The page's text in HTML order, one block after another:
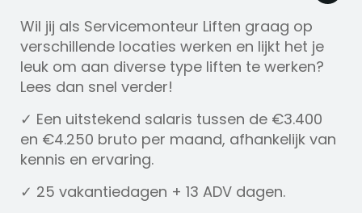
Wil jij als Servicemonteur Liften graag op
verschillende locaties werken en lijkt het je
leuk om aan diverse type liften te werken?
Lees dan snel verder!
✓ Een uitstekend salaris tussen de €3.400
en €4.250 bruto per maand, afhankelijk van
kennis en ervaring.
✓ 25 vakantiedagen + 13 ADV dagen.